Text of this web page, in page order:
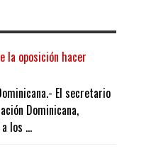
la oposición hacer
El secretario
Dominicana,
los ...